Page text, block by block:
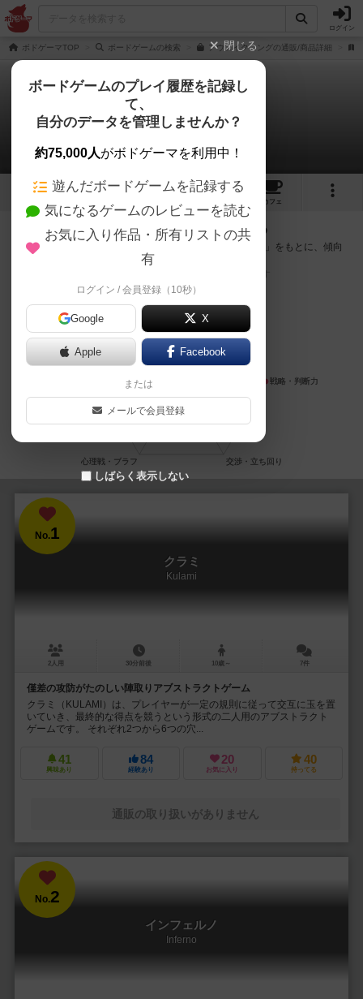
ログイン
ボドゲーマTOP ボードゲームの検索 アウェイクニングの通販/商品詳細
アウェイクニング
次のおすすめボードゲーム
2 7
カフェ
『アウェイクニング』が好きな方へのおすすめ
このゲームのトップページで投票された「プレイ感の評価」をもとに、傾向
が近いボードゲームをランキング形式で紹介します。
No.1
クラミ
Kulami
2人用 30分前後 10歳～ 7件
僅差の攻防がたのしい陣取りアブストラクトゲーム
クラミ（KULAMI）は、プレイヤーが一定の規則に従って交互に玉を置
いていき、最終的な得点を競うという形式の二人用のアブストラクト
ゲームです。 それぞれ2つから6つの穴...
41
興味あり
84
経験あり
20
お気に入り
40
持ってる
通販の取り扱いがありません
No.2
インフェルノ
Inferno
閉じる
ボードゲームのプレイ履歴を記録し
て、
自分のデータを管理しませんか？
約75,000人がボドゲーマを利用中！
遊んだボードゲームを記録する
気になるゲームのレビューを読む
お気に入り作品・所有リストの共
有
ログイン / 会員登録（10秒）
Google X
Apple Facebook
または
メールで会員登録
しばらく表示しない